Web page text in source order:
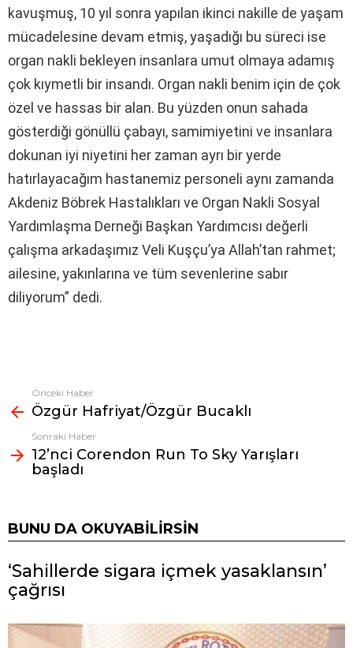
kavuşmuş, 10 yıl sonra yapılan ikinci nakille de yaşam
mücadelesine devam etmiş, yaşadığı bu süreci ise
organ nakli bekleyen insanlara umut olmaya adamış
çok kıymetli bir insandı. Organ nakli benim için de çok
özel ve hassas bir alan. Bu yüzden onun sahada
gösterdiği gönüllü çabayı, samimiyetini ve insanlara
dokunan iyi niyetini her zaman ayrı bir yerde
hatırlayacağım hastanemiz personeli aynı zamanda
Akdeniz Böbrek Hastalıkları ve Organ Nakli Sosyal
Yardımlaşma Derneği Başkan Yardımcısı değerli
çalışma arkadaşımız Veli Kuşçu’ya Allah’tan rahmet;
ailesine, yakınlarına ve tüm sevenlerine sabır
diliyorum” dedi.
Fazlasına
bak
Önceki Haber
Özgür Hafriyat/Özgür Bucaklı
Sonraki Haber
12’nci Corendon Run To Sky Yarışları
başladı
BUNU DA OKUYABILIRSIN
‘Sahillerde sigara içmek yasaklansın’
çağrısı